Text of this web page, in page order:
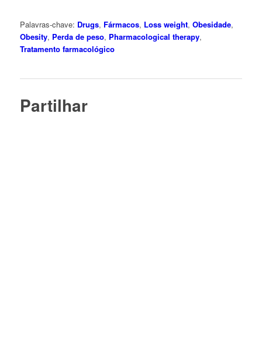
Palavras-chave: Drugs, Fármacos, Loss weight, Obesidade,
Obesity, Perda de peso, Pharmacological therapy,
Tratamento farmacológico
Partilhar